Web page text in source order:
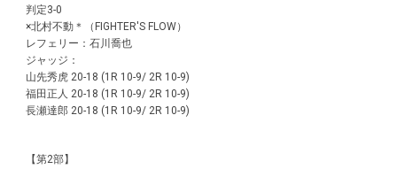
判定3-0
×北村不動＊（FIGHTER'S FLOW）
レフェリー：石川喬也
ジャッジ：
山先秀虎 20-18 (1R 10-9/ 2R 10-9)
福田正人 20-18 (1R 10-9/ 2R 10-9)
長瀬達郎 20-18 (1R 10-9/ 2R 10-9)
【第2部】